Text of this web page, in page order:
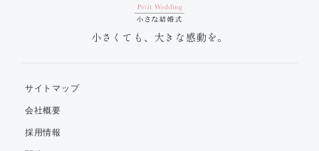
小さくても、大きな感動を。
サイトマップ
会社概要
採用情報